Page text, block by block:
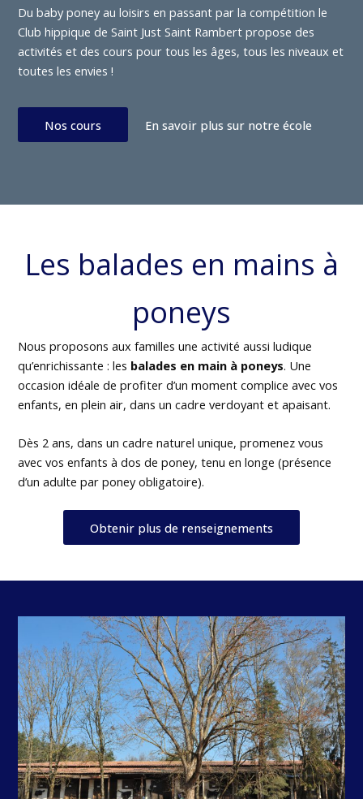
Du baby poney au loisirs en passant par la compétition le
Club hippique de Saint Just Saint Rambert propose des
activités et des cours pour tous les âges, tous les niveaux et
toutes les envies !
Nos cours En savoir plus sur notre école
Les balades en mains à
poneys
Nous proposons aux familles une activité aussi ludique
qu’enrichissante : les balades en main à poneys. Une
occasion idéale de profiter d’un moment complice avec vos
enfants, en plein air, dans un cadre verdoyant et apaisant.
Dès 2 ans, dans un cadre naturel unique, promenez vous
avec vos enfants à dos de poney, tenu en longe (présence
d’un adulte par poney obligatoire).
Obtenir plus de renseignements